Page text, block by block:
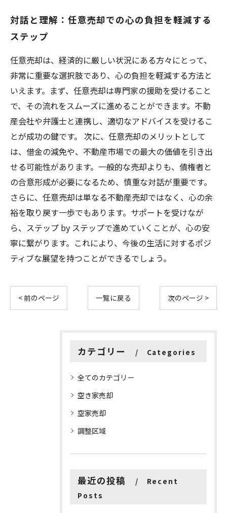
対話と理解：任意売却での心の負担を軽減する
ステップ
任意売却は、経済的に厳しい状況にある方々にとって、
非常に重要な選択肢であり、心の負担を軽減する方法と
いえます。まず、任意売却は専門家の援助を受けること
で、その流れをスムーズに進めることができます。不動
産会社や弁護士と連携し、適切なアドバイスを受けるこ
とが成功の鍵です。 次に、任意売却のメリットとして
は、借金の減免や、不動産市場での最大の価値を引き出
せる可能性があります。一般的な売却よりも、債権者と
の合意形成が必要になるため、慎重な対話が重要です。
さらに、任意売却は単なる不動産売却ではなく、心の余
裕を取り戻す一歩でもあります。サポートを受けなが
ら、ステップ by ステップで進めていくことが、心の安
寧に繋がります。これにより、今後の生活に対するポジ
ティブな展望を持つことができるでしょう。
< 前のページ 一覧に戻る 次のページ >
カテゴリー Categories
全てのカテゴリー
空き家売却
空家売却
調整区域
最近の投稿
Recent
Posts